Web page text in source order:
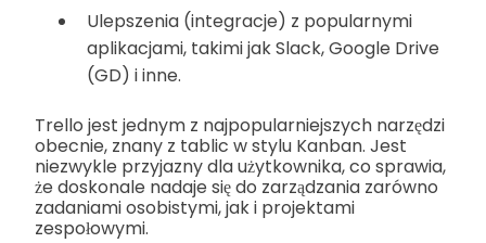
Ulepszenia (integracje) z popularnymi
aplikacjami, takimi jak Slack, Google Drive
(GD) i inne.
Trello jest jednym z najpopularniejszych narzędzi
obecnie, znany z tablic w stylu Kanban. Jest
niezwykle przyjazny dla użytkownika, co sprawia,
że doskonale nadaje się do zarządzania zarówno
zadaniami osobistymi, jak i projektami
zespołowymi.